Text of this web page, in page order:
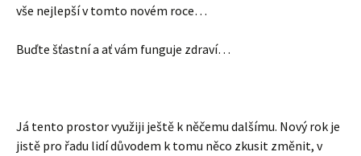
vše nejlepší v tomto novém roce…
Buďte šťastní a ať vám funguje zdraví…
Já tento prostor využiji ještě k něčemu dalšímu. Nový rok je
jistě pro řadu lidí důvodem k tomu něco zkusit změnit, v